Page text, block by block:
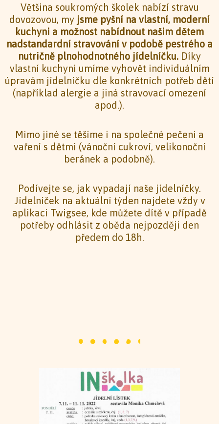
Většina soukromých školek nabízí stravu
dovozovou, my jsme pyšní na vlastní, moderní
kuchyni a možnost nabídnout našim dětem
nadstandardní stravování v podobě pestrého a
nutričně plnohodnotného jídelníčku. Díky
vlastní kuchyni umíme vyhovět individuálním
úpravám jídelníčku dle konkrétních potřeb dětí
(například alergie a jiná stravovací omezení
apod.).
Mimo jiné se těšíme i na společné pečení a
vaření s dětmi (vánoční cukroví, velikonoční
beránek a podobně).
Podívejte se, jak vypadají naše jídelníčky.
Jídelníček na aktuální týden najdete vždy v
aplikaci Twigsee, kde můžete dítě v případě
potřeby odhlásit z oběda nejpozději den
předem do 18h.